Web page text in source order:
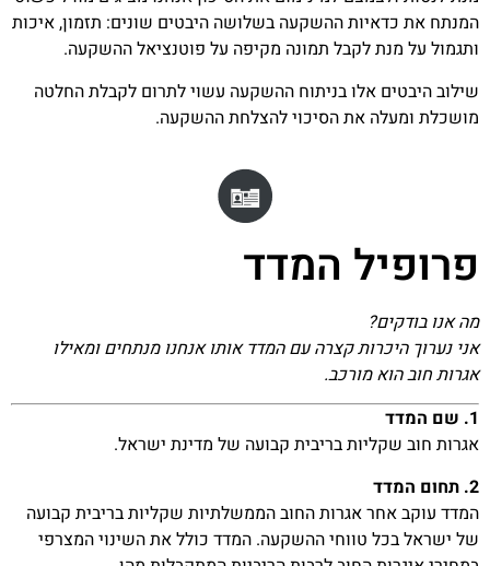
המנתח את כדאיות ההשקעה בשלושה היבטים שונים: תזמון, איכות
ותגמול על מנת לקבל תמונה מקיפה על פוטנציאל ההשקעה.
שילוב היבטים אלו בניתוח ההשקעה עשוי לתרום לקבלת החלטה
מושכלת ומעלה את הסיכוי להצלחת ההשקעה.
פרופיל המדד
מה אנו בודקים?
אני נערוך היכרות קצרה עם המדד אותו אנחנו מנתחים ומאילו
אגרות חוב הוא מורכב.
1. שם המדד
אגרות חוב שקליות בריבית קבועה של מדינת ישראל.
2. תחום המדד
המדד עוקב אחר אגרות החוב הממשלתיות שקליות בריבית קבועה
של ישראל בכל טווחי ההשקעה. המדד כולל את השינוי המצרפי